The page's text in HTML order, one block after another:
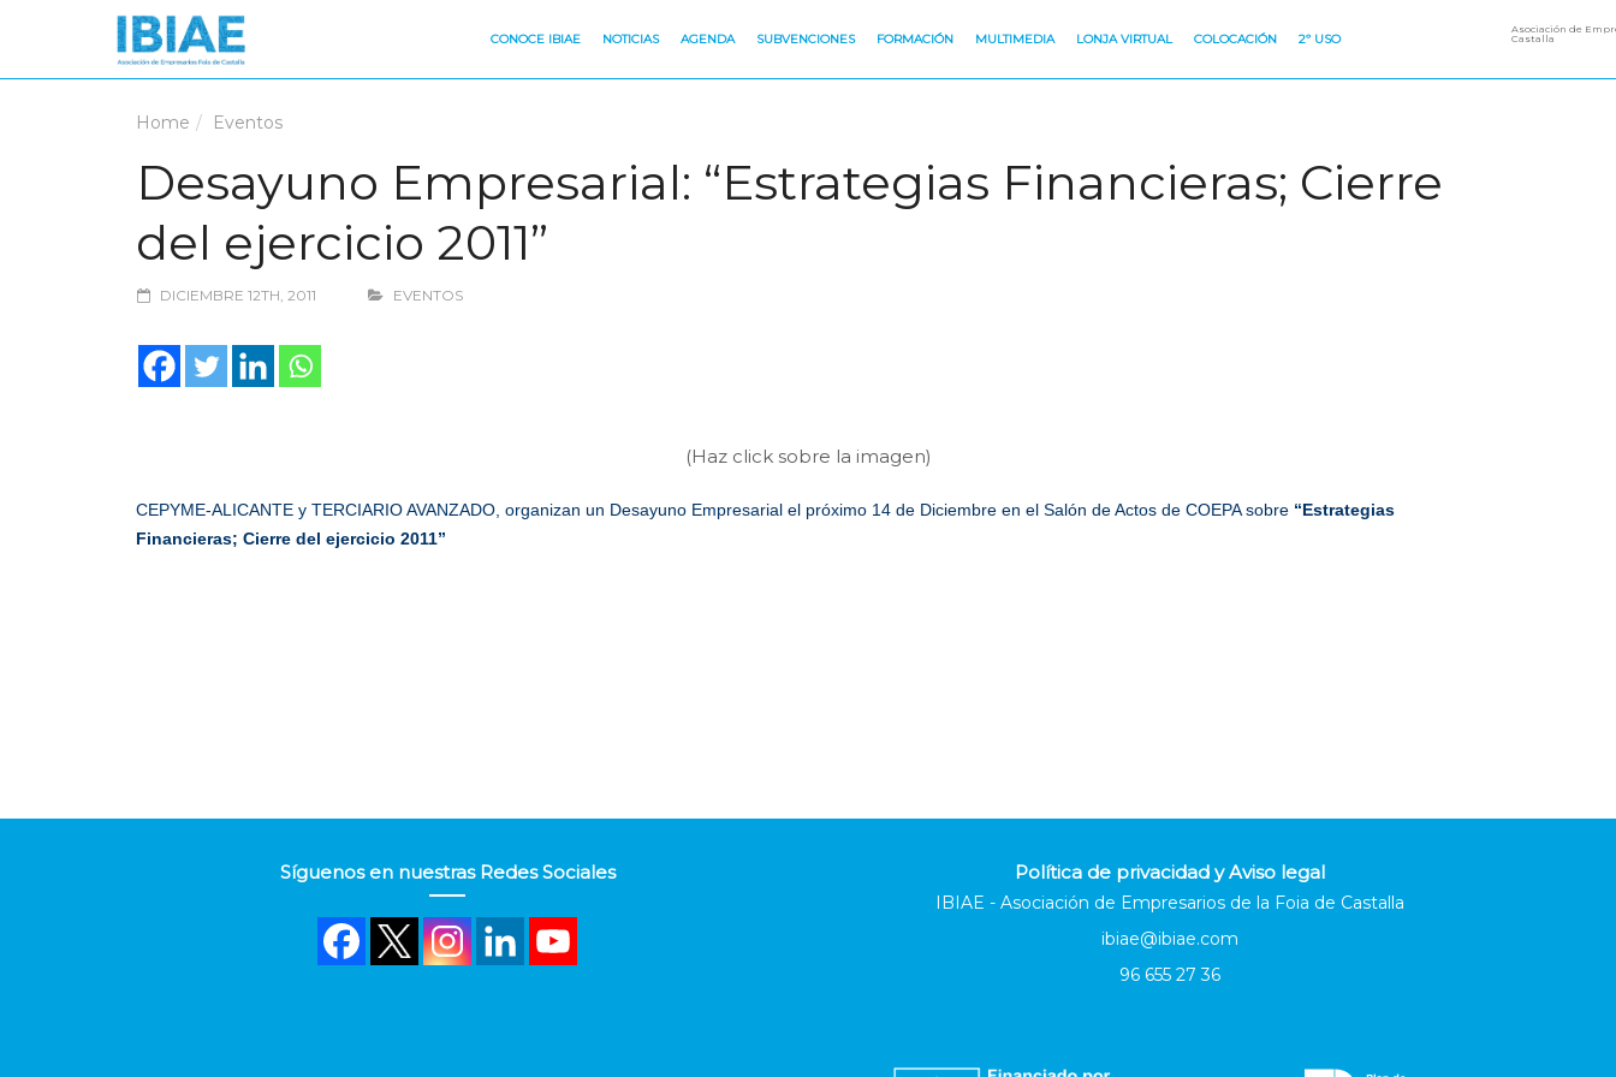
CONOCE IBIAE NOTICIAS AGENDA SUBVENCIONES FORMACIÓN MULTIMEDIA LONJA VIRTUAL COLOCACIÓN 2º USO
Asociación de
Castalla
Home Eventos
Desayuno Empresarial: “Estrategias Financieras; Cierre
del ejercicio 2011”
DICIEMBRE 12TH, 2011 EVENTOS
(Haz click sobre la imagen)
CEPYME-ALICANTE y TERCIARIO AVANZADO, organizan un Desayuno Empresarial el próximo 14 de Diciembre en el Salón de Actos de COEPA sobre “Estrategias
Financieras; Cierre del ejercicio 2011”
Síguenos en nuestras Redes Sociales Política de privacidad y Aviso legal
IBIAE - Asociación de Empresarios de la Foia de Castalla
ibiae@ibiae.com
96 655 27 36